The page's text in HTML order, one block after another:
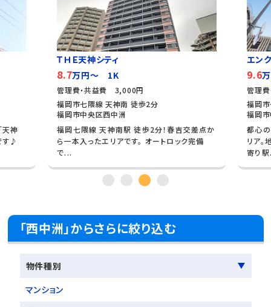
天神
す♪
ＴＨＥ天神シティ
8.7万円～ 1K
管理費・共益費 3,000円
福岡市七隈線 天神南 徒歩2分
福岡市中央区西中洲
福岡七隈線 天神南駅 徒歩2分！春吉交差点か
ら一本入ったエリアです。 オートロック完備
で...
エン
9.6
管理
福岡
福岡
都心
リア
寄り
「西中洲」からさらに絞り込む
物件種別
マンション